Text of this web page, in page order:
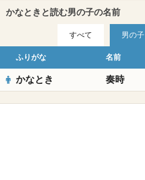
かなときと読む男の子の名前
すべて 男の子
ふりがな 名前
かなとき 奏時